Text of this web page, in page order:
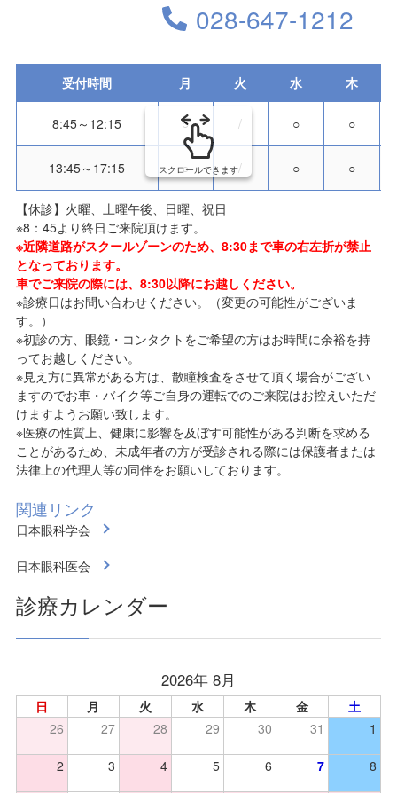
028-647-1212
受付時間 月 火 水 木
8:45～12:15 ○ / ○ ○
13:45～17:15 ○ / ○ ○
スクロールできます
【休診】火曜、土曜午後、日曜、祝日
※8：45より終日ご来院頂けます。
※近隣道路がスクールゾーンのため、8:30まで車の右左折が禁止
となっております。
車でご来院の際には、8:30以降にお越しください。
※診療日はお問い合わせください。（変更の可能性がございま
す。）
※初診の方、眼鏡・コンタクトをご希望の方はお時間に余裕を持
ってお越しください。
※見え方に異常がある方は、散瞳検査をさせて頂く場合がござい
ますのでお車・バイク等ご自身の運転でのご来院はお控えいただ
けますようお願い致します。
※医療の性質上、健康に影響を及ぼす可能性がある判断を求める
ことがあるため、未成年者の方が受診される際には保護者または
法律上の代理人等の同伴をお願いしております。
関連リンク
日本眼科学会
日本眼科医会
診療カレンダー
2026年 8月
日 月 火 水 木 金
土
26
27 28 29 30 31 1
2 3 4 5 6 7 8